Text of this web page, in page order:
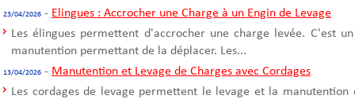
23/04/2026 - Elingues : Accrocher une Charge à un Engin de Levage
Les élingues permettent d'accrocher une charge levée. C'est
manutention permettant de la déplacer. Les...
13/04/2026 - Manutention et Levage de Charges avec Cordages
Les cordages de levage permettent le levage et la manutention